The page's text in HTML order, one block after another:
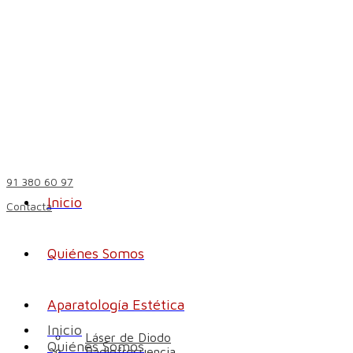
91 380 60 97
ContactaInicio
Quiénes Somos
Aparatología Estética
Láser de Diodo
Inicio
Quiénes Somos